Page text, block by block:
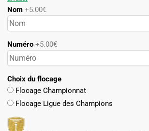
Nom +5.00€
Numéro +5.00€
Choix du flocage
Flocage Championnat
Flocage Ligue des Champions